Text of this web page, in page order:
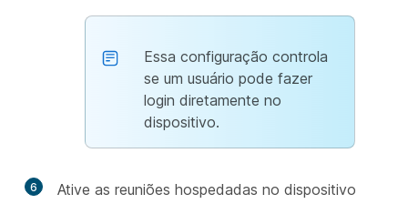
Essa configuração controla
se um usuário pode fazer
login diretamente no
dispositivo.
6
Ative as reuniões hospedadas no dispositivo